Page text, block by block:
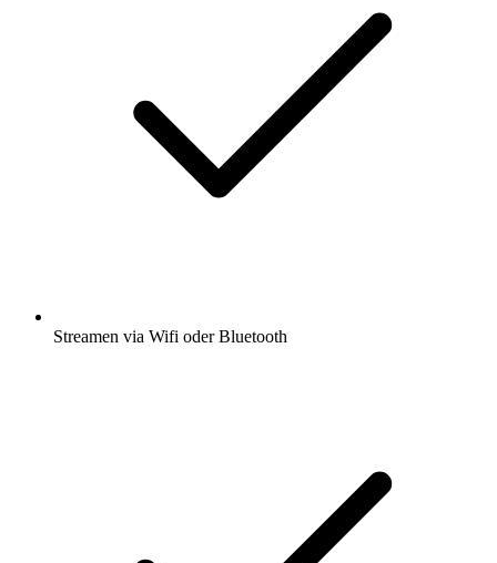
Streamen via Wifi oder Bluetooth